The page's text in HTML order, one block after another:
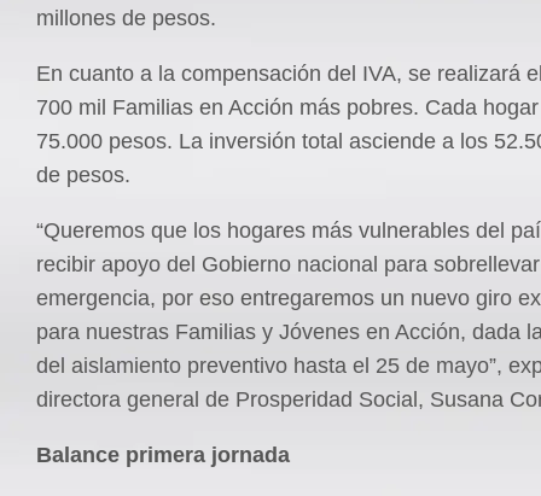
millones de pesos.
En cuanto a la compensación del IVA, se realizará
700 mil Familias en Acción más pobres. Cada
75.000 pesos. La inversión total asciende a los
de pesos.
“Queremos que los hogares más vulnerables del
recibir apoyo del Gobierno nacional para
emergencia, por eso entregaremos un nuevo giro
para nuestras Familias y Jóvenes en Acción, dada
del aislamiento preventivo hasta el 25 de mayo”,
directora general de Prosperidad Social, Susana
Balance primera jornada